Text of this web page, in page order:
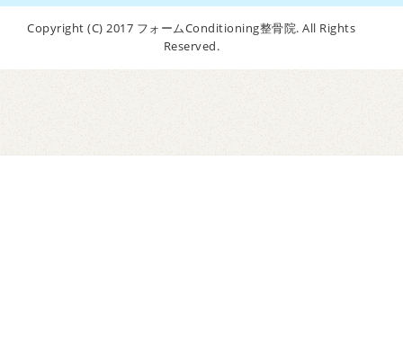
Copyright (C) 2017 フォームConditioning整骨院. All Rights
Reserved.